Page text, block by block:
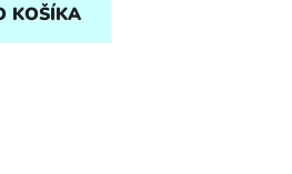
KOŠÍKA